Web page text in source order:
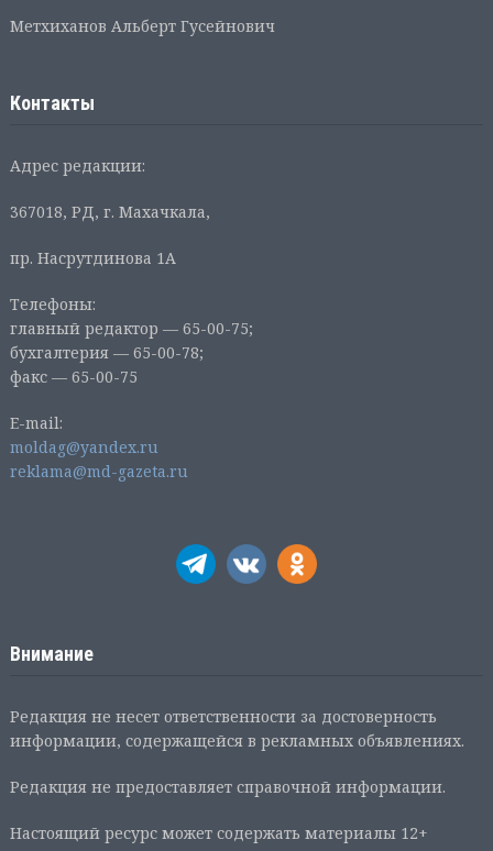
Метхиханов Альберт Гусейнович
Контакты
Адрес редакции:
367018, РД, г. Махачкала,
пр. Насрутдинова 1А
Телефоны:
главный редактор — 65-00-75;
бухгалтерия — 65-00-78;
факс — 65-00-75
E-mail:
moldag@yandex.ru
reklama@md-gazeta.ru
Внимание
Редакция не несет ответственности за достоверность
информации, содержащейся в рекламных объявлениях.
Редакция не предоставляет справочной информации.
Настоящий ресурс может содержать материалы 12+